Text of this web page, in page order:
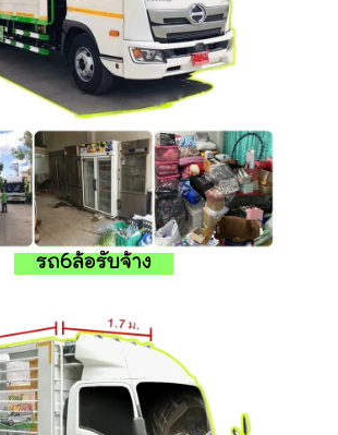
รถ6ล้อรับจ้าง